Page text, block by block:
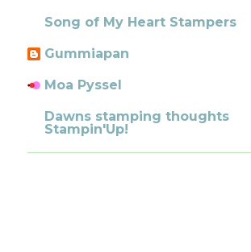
Song of My Heart Stampers
Gummiapan
Moa Pyssel
Dawns stamping thoughts
Stampin'Up!